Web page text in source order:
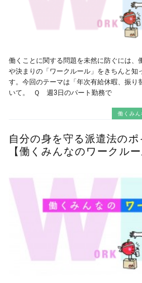
働くことに関する問題を未然に防ぐには、
や決まりの「ワークルール」をきちんと知
す。今回のテーマは「年次有給休暇、振り
いて。 Ｑ 週3日のパート勤務で
働くみん
自分の身を守る派遣法の
【働くみんなのワークルー